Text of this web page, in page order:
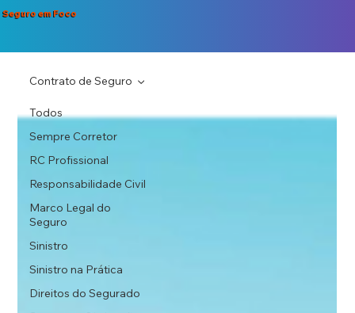
Todos
Sempre Corretor
RC Profissional
Responsabilidade Civil
Marco Legal do
Seguro
Sinistro
Sinistro na Prática
Direitos do Segurado
Contrato de Seguro
Seguro em Foco